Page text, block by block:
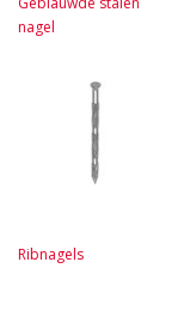
nagel
Ribnagels